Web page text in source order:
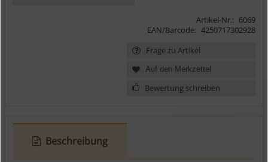
Artikel-Nr.: 6069
EAN/Barcode: 4250717302928
Frage zu Artikel
Bewertung schreiben
Beschreibung